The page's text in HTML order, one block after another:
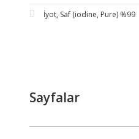
İyot, Saf (iodine, Pure) %99
Sayfalar